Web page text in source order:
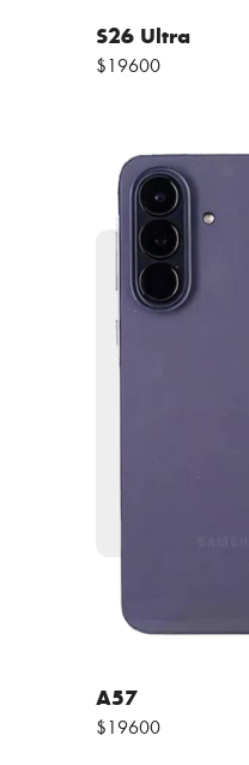
S26 Ultra
$19600
A57
$19600